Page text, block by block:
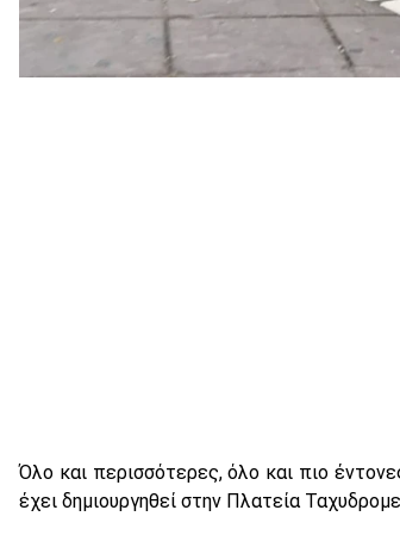
Όλο και περισσότερες, όλο και πιο
έχει δημιουργηθεί στην Πλατεία